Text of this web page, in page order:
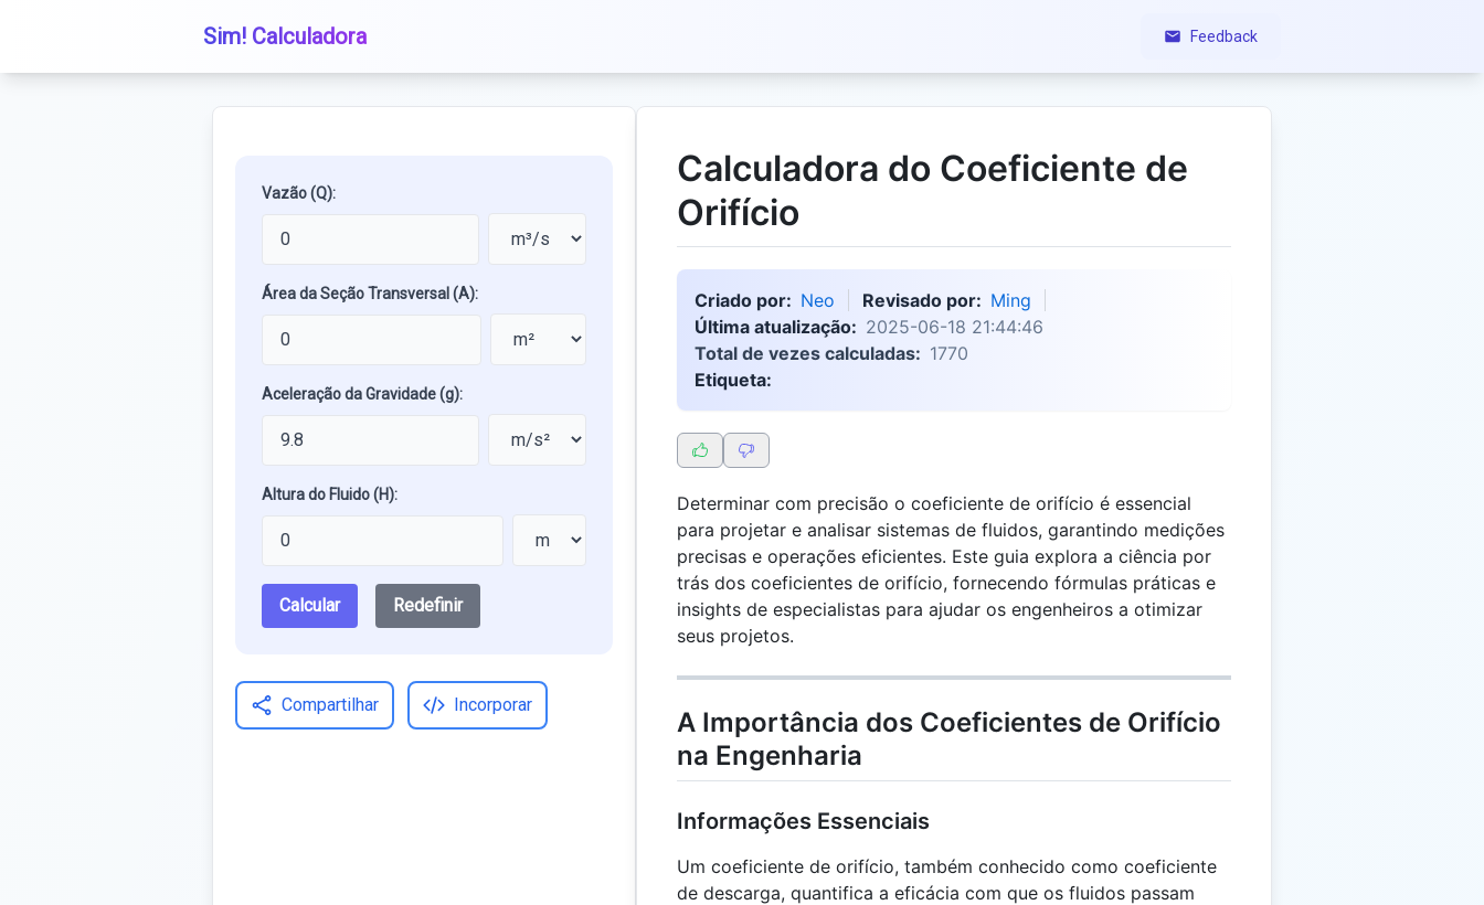
Sim! Calculadora Feedback
Vazão (Q):
Área da Seção Transversal (A):
Aceleração da Gravidade (g):
Altura do Fluido (H):
Calcular Redefinir
Compartilhar Incorporar
Calculadora do Coeficiente de
Orifício
Criado por: Neo Revisado por: Ming
Última atualização: 2025-06-18 21:44:46
Total de vezes calculadas: 1770
Etiqueta:
Determinar com precisão o coeficiente de orifício é essencial
para projetar e analisar sistemas de fluidos, garantindo medições
precisas e operações eficientes. Este guia explora a ciência por
trás dos coeficientes de orifício, fornecendo fórmulas práticas e
insights de especialistas para ajudar os engenheiros a otimizar
seus projetos.
A Importância dos Coeficientes de Orifício
na Engenharia
Informações Essenciais
Um coeficiente de orifício, também conhecido como coeficiente
de descarga, quantifica a eficácia com que os fluidos passam